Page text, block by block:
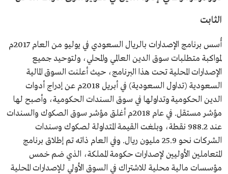
الثابت
أُسس برنامج الإصدارات بالريال السعودي في يوليو من العام 2017م
لمواكبة متطلبات سوق الدين العالمي والمحلي، ولتوحيد جميع
الإصدارات المحلية تحت هذا البرنامج، حيث أعلنت السوق المالية
السعودية (تداول السعودية) في أبريل 2018م عن إدراج أدوات
الدين الحكومية وتداولها في سوق السندات الحكومية، وأصبح لها
مؤشر مستقل. في عام 2018م أغلق مؤشر سوق الصكوك والسندات
عند 988.2 نقطة، وبلغت القيمة المتداولة لصكوك وسندات
الشركات نحو 25.9 مليون ريال. وفي العام ذاته تم إطلاق برنامج
المتعاملين الأوليين لإصدارات حكومة المملكة، الذي ضم خمس
مؤسسات مالية محلية للاشتراك في السوق الأولي للإصدارات المحلية